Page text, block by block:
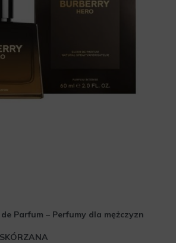
Parfum – Perfumy dla mężczyzn
SKÓRZANA